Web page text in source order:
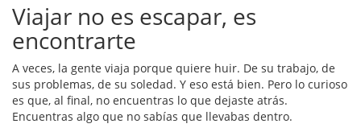
Viajar no es escapar, es
encontrarte
A veces, la gente viaja porque quiere huir. De su trabajo, de
sus problemas, de su soledad. Y eso está bien. Pero lo curioso
es que, al final, no encuentras lo que dejaste atrás.
Encuentras algo que no sabías que llevabas dentro.